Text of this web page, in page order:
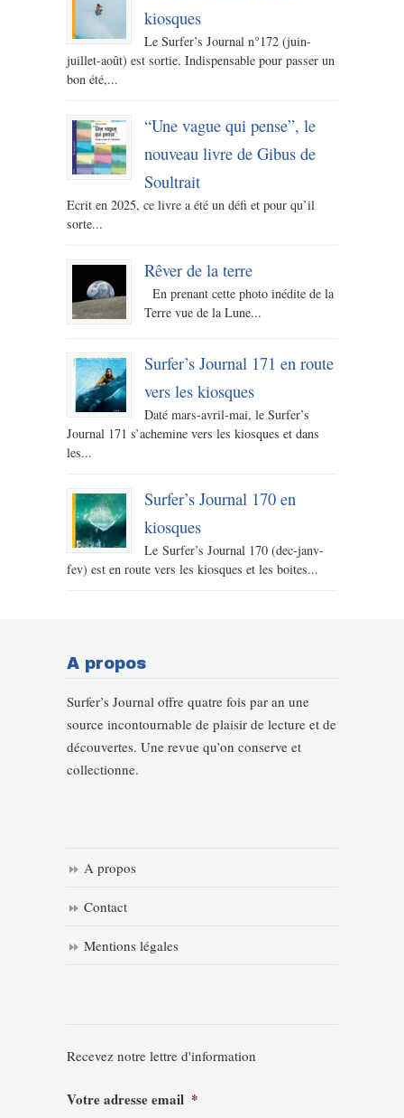
kiosques
Le Surfer’s Journal n°172 (juin-
juillet-août) est sortie. Indispensable pour passer un
bon été,...
“Une vague qui pense”, le
nouveau livre de Gibus de
Soultrait
Ecrit en 2025, ce livre a été un défi et pour qu’il
sorte...
Rêver de la terre
En prenant cette photo inédite de la
Terre vue de la Lune...
Surfer’s Journal 171 en route
vers les kiosques
Daté mars-avril-mai, le Surfer’s
Journal 171 s’achemine vers les kiosques et dans
les...
Surfer’s Journal 170 en
kiosques
Le Surfer’s Journal 170 (dec-janv-
fev) est en route vers les kiosques et les boites...
A propos
Surfer’s Journal offre quatre fois par an une
source incontournable de plaisir de lecture et de
découvertes. Une revue qu’on conserve et
collectionne.
A propos
Contact
Mentions légales
Recevez notre lettre d'information
Votre adresse email *